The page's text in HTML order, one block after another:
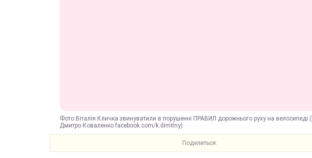
Фото Віталія Кличка звинуватили в порушенні ПРАВИЛ дорожнього руху на велосипеді
Дмитро Коваленко facebook.com/k.dimitriy)
Поделиться: